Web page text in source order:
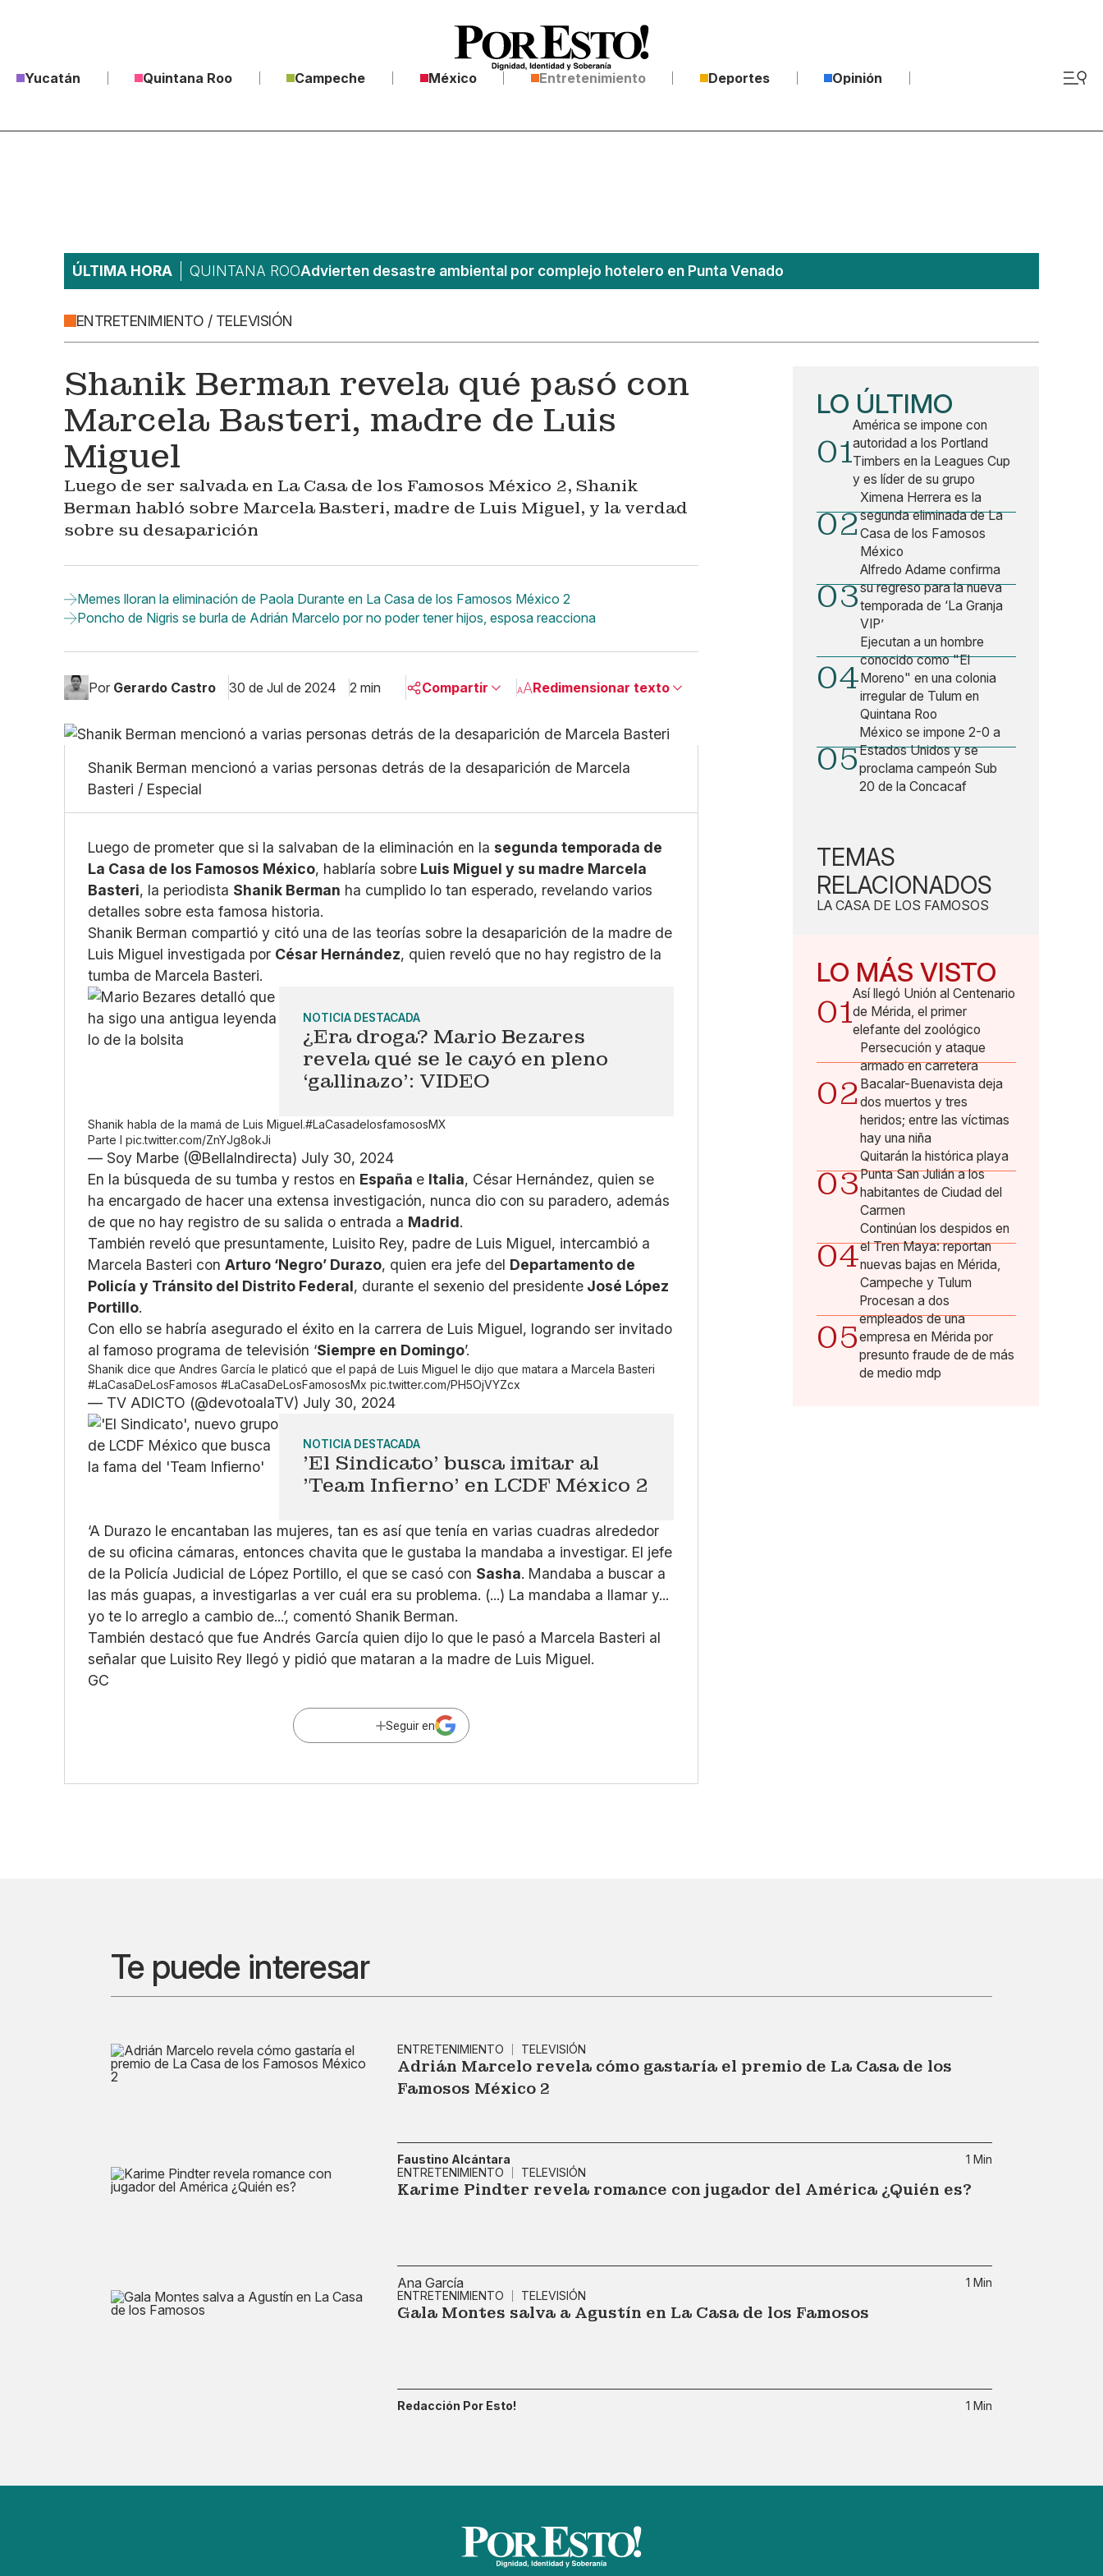
Yucatán Quintana Roo Campeche México Entretenimiento Deportes Opinión
ÚLTIMA HORA QUINTANA ROOAdvierten desastre ambiental por complejo hotelero en Punta Venado
ENTRETENIMIENTO / TELEVISIÓN
Shanik Berman revela qué pasó con
Marcela Basteri, madre de Luis
Miguel
Luego de ser salvada en La Casa de los Famosos México 2, Shanik
Berman habló sobre Marcela Basteri, madre de Luis Miguel, y la verdad
sobre su desaparición
Memes lloran la eliminación de Paola Durante en La Casa de los Famosos México 2
Poncho de Nigris se burla de Adrián Marcelo por no poder tener hijos, esposa reacciona
Por Gerardo Castro 30 de Jul de 2024 2 min Compartir
Linkedin
X
Copiar enlace
Redimensionar texto
Pequeño
Grande
Shanik Berman mencionó a varias personas detrás de la desaparición de Marcela
Basteri / Especial
Luego de prometer que si la salvaban de la eliminación en la segunda temporada de
La Casa de los Famosos México, hablaría sobre Luis Miguel y su madre Marcela
Basteri, la periodista Shanik Berman ha cumplido lo tan esperado, revelando varios
detalles sobre esta famosa historia.
Shanik Berman compartió y citó una de las teorías sobre la desaparición de la madre de
Luis Miguel investigada por César Hernández, quien reveló que no hay registro de la
tumba de Marcela Basteri.
NOTICIA DESTACADA
¿Era droga? Mario Bezares
revela qué se le cayó en pleno
‘gallinazo’: VIDEO
Shanik habla de la mamá de Luis Miguel.#LaCasadelosfamososMX
Parte Ipic.twitter.com/ZnYJg8okJi
— Soy Marbe (@BellaIndirecta) July 30, 2024
En la búsqueda de su tumba y restos en España e Italia, César Hernández, quien se
ha encargado de hacer una extensa investigación, nunca dio con su paradero, además
de que no hay registro de su salida o entrada a Madrid.
También reveló que presuntamente, Luisito Rey, padre de Luis Miguel, intercambió a
Marcela Basteri conArturo ‘Negro’ Durazo, quien era jefe del Departamento de
Policía y Tránsito del Distrito Federal, durante el sexenio del presidente José López
Portillo.
Con ello se habría asegurado el éxito en la carrera de Luis Miguel, logrando ser invitado
al famoso programa de televisión ‘Siempre en Domingo’.
Shanik dice que Andres García le platicó que el papá de Luis Miguel le dijo que matara a Marcela Basteri
#LaCasaDeLosFamosos #LaCasaDeLosFamososMx pic.twitter.com/PH5OjVYZcx
— TV ADICTO (@devotoalaTV) July 30, 2024
NOTICIA DESTACADA
'El Sindicato' busca imitar al
'Team Infierno' en LCDF México 2
‘A Durazo le encantaban las mujeres, tan es así que tenía en varias cuadras alrededor
de su oficina cámaras, entonces chavita que le gustaba la mandaba a investigar. El jefe
de la Policía Judicial de López Portillo, el que se casó con Sasha. Mandaba a buscar a
las más guapas, a investigarlas a ver cuál era su problema. (...) La mandaba a llamar y...
yo te lo arreglo a cambio de...’, comentó Shanik Berman.
También destacó que fue Andrés García quien dijo lo que le pasó a Marcela Basteri al
señalar que Luisito Rey llegó y pidió que mataran a la madre de Luis Miguel.
GC
Seguir en
LO ÚLTIMO
01
América se impone con
autoridad a los Portland
Timbers en la Leagues Cup
y es líder de su grupo
02
Ximena Herrera es la
segunda eliminada de La
Casa de los Famosos
México
03
Alfredo Adame confirma
su regreso para la nueva
temporada de ‘La Granja
VIP’
04
Ejecutan a un hombre
conocido como "El
Moreno" en una colonia
irregular de Tulum en
Quintana Roo
05
México se impone 2-0 a
Estados Unidos y se
proclama campeón Sub
20 de la Concacaf
TEMAS
RELACIONADOS
LA CASA DE LOS FAMOSOS
LO MÁS VISTO
01Así llegó Unión al Centenario
de Mérida, el primer
elefante del zoológico
02
Persecución y ataque
armado en carretera
Bacalar-Buenavista deja
dos muertos y tres
heridos; entre las víctimas
hay una niña
03
Quitarán la histórica playa
Punta San Julián a los
habitantes de Ciudad del
Carmen
04
Continúan los despidos en
el Tren Maya: reportan
nuevas bajas en Mérida,
Campeche y Tulum
05
Procesan a dos
empleados de una
empresa en Mérida por
presunto fraude de de más
de medio mdp
Te puede interesar
ENTRETENIMIENTO TELEVISIÓN
Adrián Marcelo revela cómo gastaría el premio de La Casa de los
Famosos México 2
Faustino Alcántara
1 Min
ENTRETENIMIENTO
TELEVISIÓN
Karime Pindter revela romance con jugador del América ¿Quién es?
Ana García
1 Min
ENTRETENIMIENTO
TELEVISIÓN
Gala Montes salva a Agustín en La Casa de los Famosos
Redacción Por Esto! 1 Min